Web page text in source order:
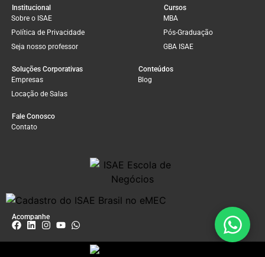
Institucional
Sobre o ISAE
Política de Privacidade
Seja nosso professor
Cursos
MBA
Pós-Graduação
GBA ISAE
Soluções Corporativas
Empresas
Locação de Salas
Conteúdos
Blog
Fale Conosco
Contato
Acompanhe